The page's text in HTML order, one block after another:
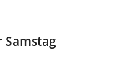
Samstag